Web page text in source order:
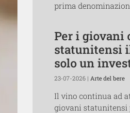
prima
Per i
statunitensi
solo un
23-07-2026 | Arte del bere
Il vino continua ad
giovani statunitensi